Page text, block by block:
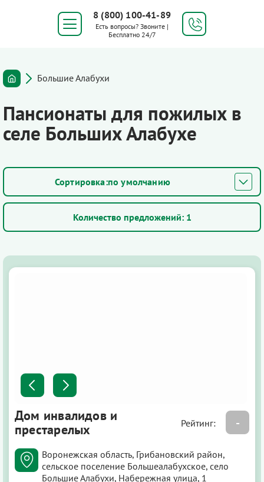
8 (800) 100-41-89
Есть вопросы? Звоните |
Бесплатно 24/7
Большие Алабухи
Пансионаты для пожилых в
селе Больших Алабухе
по умолчанию
Количество предложений: 1
Дом инвалидов и
престарелых
Рейтинг: -
Воронежская область, Грибановский район,
сельское поселение Большеалабухское, село
Большие Алабухи, Набережная улица, 1